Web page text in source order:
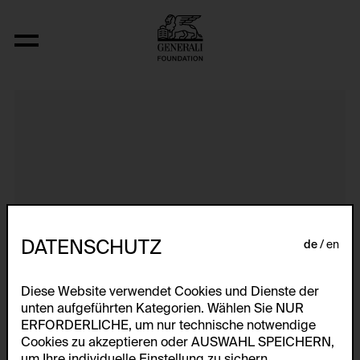
Aerospace Folktales
DATENSCHUTZ de en
Diese Website verwendet Cookies und Dienste der
unten aufgeführten Kategorien. Wählen Sie NUR
ERFORDERLICHE, um nur technische notwendige
Cookies zu akzeptieren oder AUSWAHL SPEICHERN,